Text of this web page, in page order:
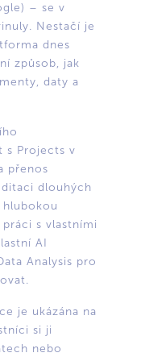
– se v
Nestačí je
dnes
způsob, jak
daty a
s Projects v
přenos
dlouhých
hlubokou
s vlastními
AI
Analysis pro
je ukázána na
si ji
nebo